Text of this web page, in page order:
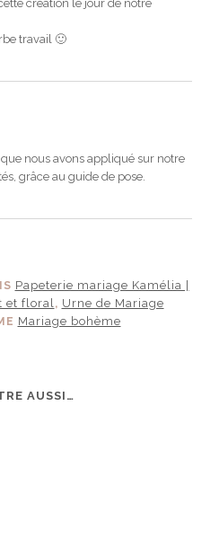
création le jour de notre
travail 🙂
nous avons appliqué sur notre
grâce au guide de pose.
Papeterie mariage Kamélia |
et floral , Urne de Mariage
Mariage bohème
AUSSI…